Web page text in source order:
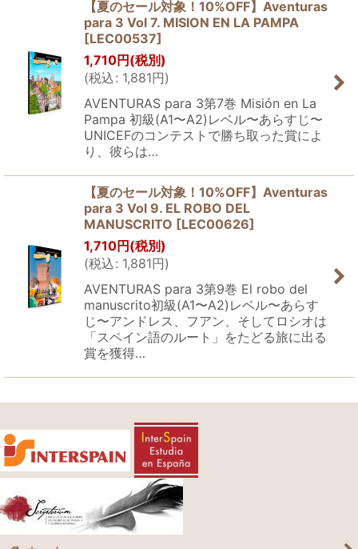
【夏のセール対象！10%OFF】Aventuras
para 3 Vol 7. MISION EN LA PAMPA
[LEC00537]
1,710円 (税別)
(税込: 1,881円)
AVENTURAS para 3第7巻 Misión en La
Pampa 初級(A1〜A2)レベル〜あらすじ〜
UNICEFのコンテストで勝ち取った賞によ
り、彼らは…
【夏のセール対象！10%OFF】Aventuras
para 3 Vol 9. EL ROBO DEL
MANUSCRITO [LEC00626]
1,710円 (税別)
(税込: 1,881円)
AVENTURAS para 3第9巻 El robo del
manuscrito初級(A1〜A2)レベル〜あらす
じ〜アンドレス、フアン、そしてロシオは
「スペイン語のルート」をたどる旅に出る
賞を獲得…